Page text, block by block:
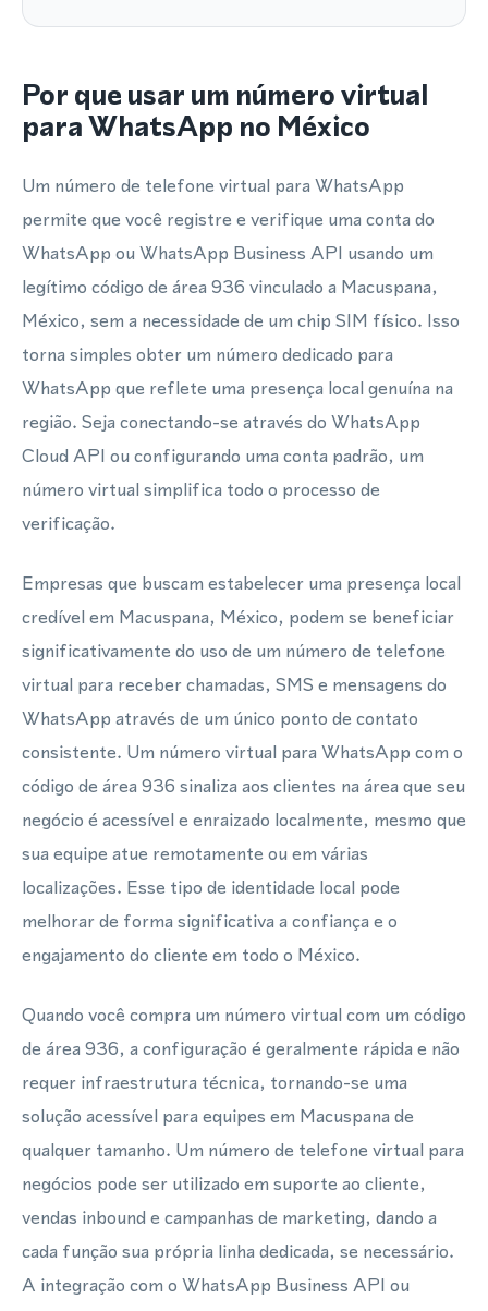
Por que usar um número virtual
para WhatsApp no México
Um número de telefone virtual para WhatsApp
permite que você registre e verifique uma conta do
WhatsApp ou WhatsApp Business API usando um
legítimo código de área 936 vinculado a Macuspana,
México, sem a necessidade de um chip SIM físico. Isso
torna simples obter um número dedicado para
WhatsApp que reflete uma presença local genuína na
região. Seja conectando-se através do WhatsApp
Cloud API ou configurando uma conta padrão, um
número virtual simplifica todo o processo de
verificação.
Empresas que buscam estabelecer uma presença local
credível em Macuspana, México, podem se beneficiar
significativamente do uso de um número de telefone
virtual para receber chamadas, SMS e mensagens do
WhatsApp através de um único ponto de contato
consistente. Um número virtual para WhatsApp com o
código de área 936 sinaliza aos clientes na área que seu
negócio é acessível e enraizado localmente, mesmo que
sua equipe atue remotamente ou em várias
localizações. Esse tipo de identidade local pode
melhorar de forma significativa a confiança e o
engajamento do cliente em todo o México.
Quando você compra um número virtual com um código
de área 936, a configuração é geralmente rápida e não
requer infraestrutura técnica, tornando-se uma
solução acessível para equipes em Macuspana de
qualquer tamanho. Um número de telefone virtual para
negócios pode ser utilizado em suporte ao cliente,
vendas inbound e campanhas de marketing, dando a
cada função sua própria linha dedicada, se necessário.
A integração com o WhatsApp Business API ou